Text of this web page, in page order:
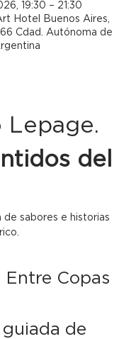
19:30 – 21:30
Hotel Buenos Aires,
Cdad. Autónoma de
Lepage.
del
de sabores e historias
Entre Copas
de